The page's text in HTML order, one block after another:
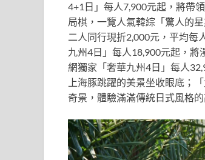
4+1日」每人7,900元起，將帶
局棋，一覽人氣韓綜「驚人的
二人同行現折2,000元，平均每
九州4日」每人18,900元起，
網獨家「奢華九州4日」每人
上海豚跳躍的美景坐收眼底；
奇景，體驗滿滿傳統日式風格